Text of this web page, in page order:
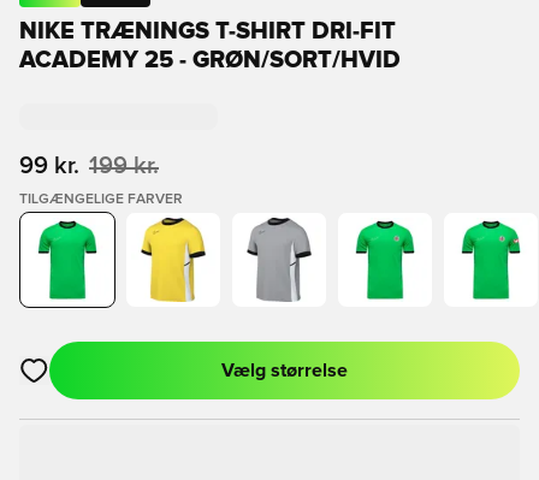
NIKE TRÆNINGS T-SHIRT DRI-FIT
ACADEMY 25 - GRØN/SORT/HVID
99 kr. 199 kr.
TILGÆNGELIGE FARVER
Åbner en Modal til at logge ind eller tilmelde dig som medlem
Vælg størrelse